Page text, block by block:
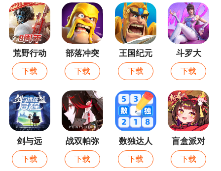
在【角色列表】选项中设置）
2.修复部分神通使用无效的问题。
3.修复敌人天谴值异常的问题。
4.修复练法坛显示层级异常的问题。
荒野行动
下载
部落冲突
下载
王国纪元
下载
斗罗大
陆：猎魂
世界
下载
剑与远
征：启程
下载
战双帕弥
什
下载
数独达人
下载
盲盒派对
下载